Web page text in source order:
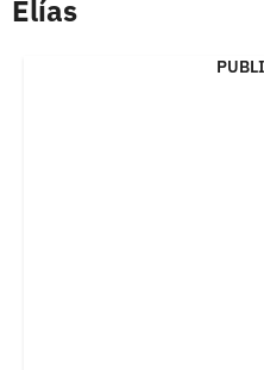
Elías